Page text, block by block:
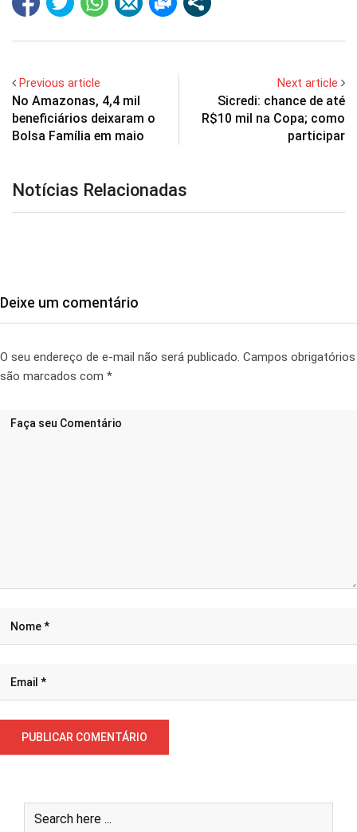
Previous article
No Amazonas, 4,4 mil
beneficiários deixaram o
Bolsa Família em maio
Next article
Sicredi: chance de até
R$10 mil na Copa; como
participar
Notícias Relacionadas
Deixe um comentário
O seu endereço de e-mail não será publicado. Campos obrigatórios
são marcados com *